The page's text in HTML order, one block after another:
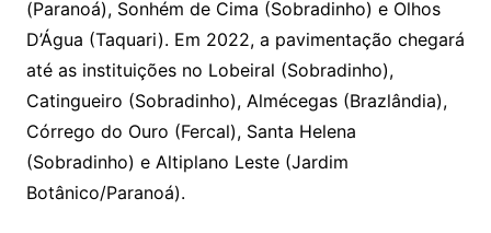
(Paranoá), Sonhém de Cima (Sobradinho) e Olhos
D’Água (Taquari). Em 2022, a pavimentação chegará
até as instituições no Lobeiral (Sobradinho),
Catingueiro (Sobradinho), Almécegas (Brazlândia),
Córrego do Ouro (Fercal), Santa Helena
(Sobradinho) e Altiplano Leste (Jardim
Botânico/Paranoá).